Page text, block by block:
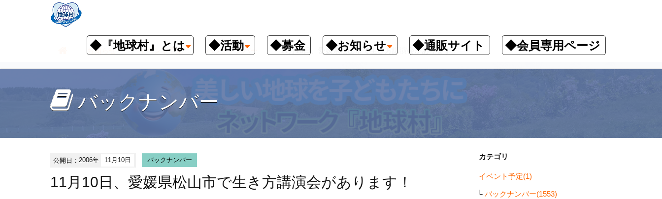
◆『地球村』とは ◆活動 ◆募金 ◆お知らせ ◆通販サイト ◆会員専用ページ
お知らせ イベント予定 バックナンバー 11月10日、愛媛県松山市で生き方講演会があります！
バックナンバー
公開日：2006年 11月10日 バックナンバー
11月10日、愛媛県松山市で生き方講演会があります！
カテゴリ
イベント予定(1)
バックナンバー(1553)